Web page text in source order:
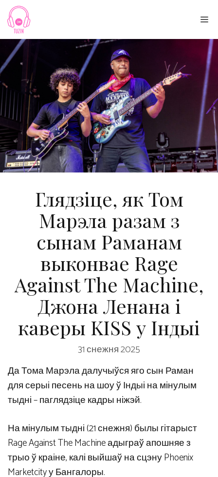
Skip
content
Глядзіце, як Том
Марэла разам з
сынам Раманам
выконвае Rage
Against The Machine,
Джона Ленана і
каверы KISS у Індыі
31 снежня 2025
Да Тома Марэла далучыўся яго сын Раман
для серыі песень на шоу ў Індыі на мінулым
тыдні – паглядзіце кадры ніжэй.
На мінулым тыдні (21 снежня) былы гітарыст
Rage Against The Machine адыграў апошняе з
трыо ў краіне, калі выйшаў на сцэну Phoenix
Marketcity у Бангалоры.